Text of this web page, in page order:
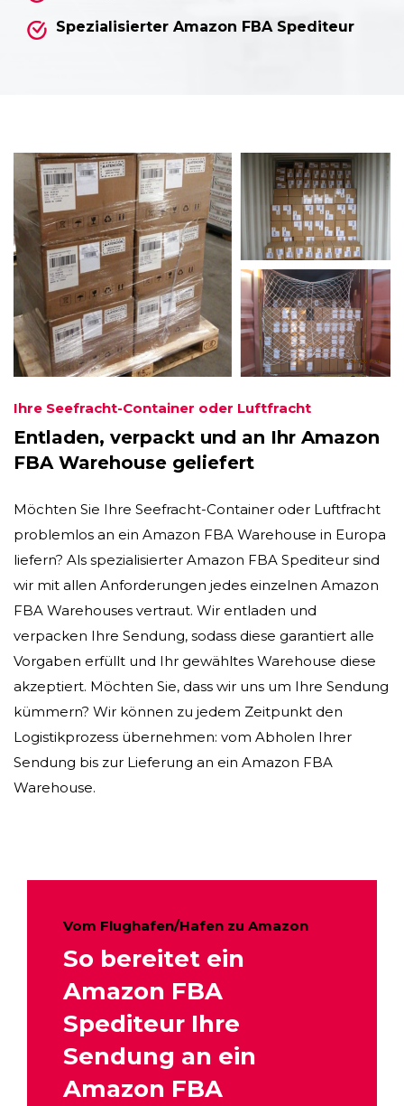
Spezialisierter Amazon FBA Spediteur
Ihre Seefracht-Container oder Luftfracht
Entladen, verpackt und an Ihr Amazon
FBA Warehouse geliefert
Möchten Sie Ihre Seefracht-Container oder Luftfracht
problemlos an ein Amazon FBA Warehouse in Europa
liefern? Als spezialisierter Amazon FBA Spediteur sind
wir mit allen Anforderungen jedes einzelnen Amazon
FBA Warehouses vertraut. Wir entladen und
verpacken Ihre Sendung, sodass diese garantiert alle
Vorgaben erfüllt und Ihr gewähltes Warehouse diese
akzeptiert. Möchten Sie, dass wir uns um Ihre Sendung
kümmern? Wir können zu jedem Zeitpunkt den
Logistikprozess übernehmen: vom Abholen Ihrer
Sendung bis zur Lieferung an ein Amazon FBA
Warehouse.
Vom Flughafen/Hafen zu Amazon
So bereitet ein
Amazon FBA
Spediteur Ihre
Sendung an ein
Amazon FBA